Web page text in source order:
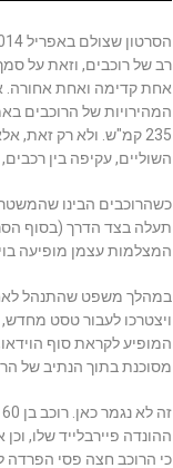
235 קמ"ש. ולא רק זאת,
השוליים, עקיפה בין רכבים,
כשהרוכבים הבינו
תעלה בצד הדרך (בסוף
המצלמות עצמן מופיעה
במהלך משפט שהתנהל
מסוכנת בתוך הנתיב של